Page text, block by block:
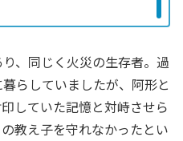
、同じく火災の生存者。過
らしていましたが、阿形と
していた記憶と対峙させら
教え子を守れなかったとい